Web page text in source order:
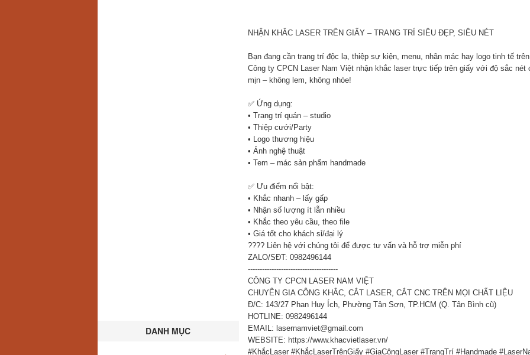
DANH MỤC
NHẬN KHẮC LASER TRÊN GIẤY – TRANG TRÍ SIÊU ĐẸP, SIÊU NÉT
Bạn đang cần trang trí độc lạ, thiệp sự kiện, menu, nhãn mác hay logo tinh tế
Công ty CPCN Laser Nam Việt nhận khắc laser trực tiếp trên giấy với độ sắc nét
mịn – không lem, không nhòe!
✅ Ứng dụng:
• Trang trí quán – studio
• Thiệp cưới/Party
• Logo thương hiệu
• Ảnh nghệ thuật
• Tem – mác sản phẩm handmade
✅ Ưu điểm nổi bật:
• Khắc nhanh – lấy gấp
• Nhận số lượng ít lẫn nhiều
• Khắc theo yêu cầu, theo file
• Giá tốt cho khách sỉ/đại lý
???? Liên hệ với chúng tôi để được tư vấn và hỗ trợ miễn phí
ZALO/SĐT: 0982496144
--------------------------------------
CÔNG TY CPCN LASER NAM VIỆT
CHUYÊN GIA CÔNG KHẮC, CẮT LASER, CẮT CNC TRÊN MỌI CHẤT LIỆU
Đ/C: 143/27 Phan Huy Ích, Phường Tân Sơn, TP.HCM (Q. Tân Bình cũ)
HOTLINE: 0982496144
EMAIL: lasernamviet@gmail.com
WEBSITE: https://www.khacvietlaser.vn/
#KhắcLaser #KhắcLaserTrênGiấy #GiaCôngLaser #TrangTrí #Handmade